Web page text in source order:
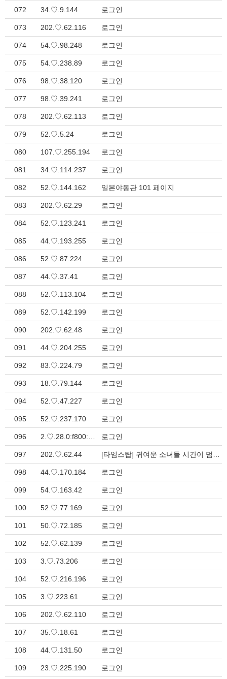
072 34.♡.9.144 로그인
073 202.♡.62.116 로그인
074 54.♡.98.248 로그인
075 54.♡.238.89 로그인
076 98.♡.38.120 로그인
077 98.♡.39.241 로그인
078 202.♡.62.113 로그인
079 52.♡.5.24 로그인
080 107.♡.255.194 로그인
081 34.♡.114.237 로그인
082 52.♡.144.162 일본야동관 101 페이지
083 202.♡.62.29 로그인
084 52.♡.123.241 로그인
085 44.♡.193.255 로그인
086 52.♡.87.224 로그인
087 44.♡.37.41 로그인
088 52.♡.113.104 로그인
089 52.♡.142.199 로그인
090 202.♡.62.48 로그인
091 44.♡.204.255 로그인
092 83.♡.224.79 로그인
093 18.♡.79.144 로그인
094 52.♡.47.227 로그인
095 52.♡.237.170 로그인
096 로그인
097 202.♡.62.44
098 44.♡.170.184 로그인
099 54.♡.163.42 로그인
100 52.♡.77.169 로그인
101 50.♡.72.185 로그인
102 52.♡.62.139 로그인
103 3.♡.73.206 로그인
104 52.♡.216.196 로그인
105 3.♡.223.61 로그인
106 202.♡.62.110 로그인
107 35.♡.18.61 로그인
108 44.♡.131.50 로그인
109 23.♡.225.190 로그인